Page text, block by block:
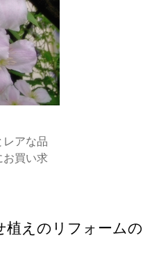
アな品
買い求
植えのリフォームの